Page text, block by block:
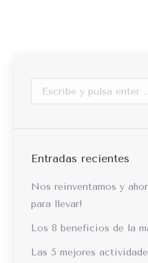
Buscar:
Entradas recientes
Nos reinventamos y
para llevar!
Los 8 beneficios de la
Las 5 mejores